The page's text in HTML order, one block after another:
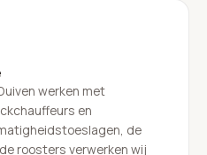
werken met
en
de
roosters verwerken wij